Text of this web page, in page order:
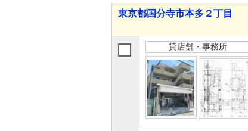
東京都国分寺市本多２丁目
貸店舗・事務所